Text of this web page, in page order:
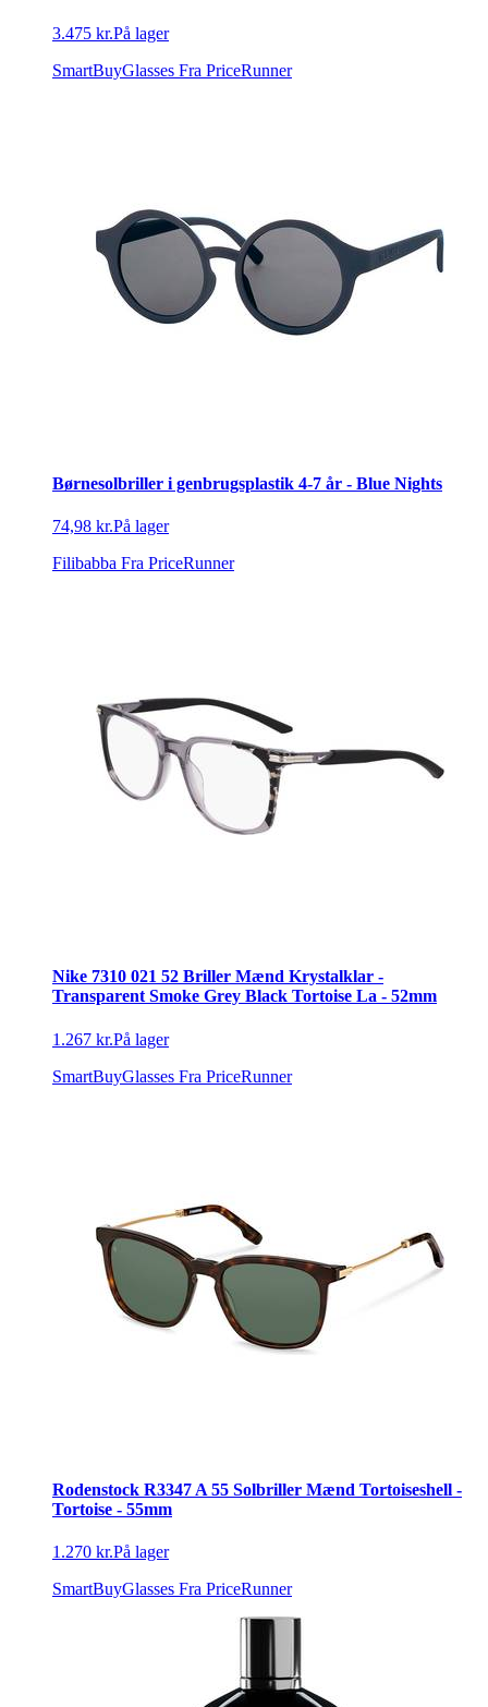
3.475 kr.På lager
SmartBuyGlasses Fra PriceRunner
Børnesolbriller i genbrugsplastik 4-7 år - Blue Nights
74,98 kr.På lager
Filibabba Fra PriceRunner
Nike 7310 021 52 Briller Mænd Krystalklar -
Transparent Smoke Grey Black Tortoise La - 52mm
1.267 kr.På lager
SmartBuyGlasses Fra PriceRunner
Rodenstock R3347 A 55 Solbriller Mænd Tortoiseshell -
Tortoise - 55mm
1.270 kr.På lager
SmartBuyGlasses Fra PriceRunner